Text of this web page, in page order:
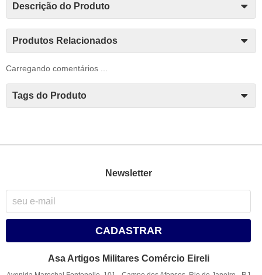
Descrição do Produto
Produtos Relacionados
Carregando comentários ...
Tags do Produto
Newsletter
CADASTRAR
Asa Artigos Militares Comércio Eireli